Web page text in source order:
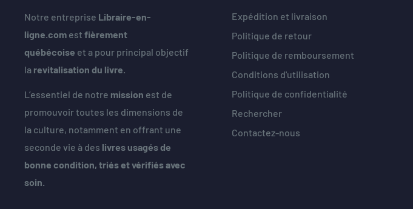
Notre entreprise Libraire-en-
ligne.com est fièrement
québécoise et a pour principal objectif
la revitalisation du livre.
L’essentiel de notre mission est de
promouvoir toutes les dimensions de
la culture, notamment en offrant une
seconde vie à des livres usagés de
bonne condition, triés et vérifiés avec
soin.
Expédition et livraison
Politique de retour
Politique de remboursement
Conditions d'utilisation
Politique de confidentialité
Rechercher
Contactez-nous